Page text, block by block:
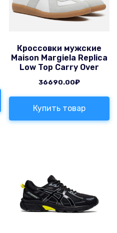
Кроссовки мужские
Maison Margiela Replica
Low Top Carry Over
36690.00₽
Купить товар